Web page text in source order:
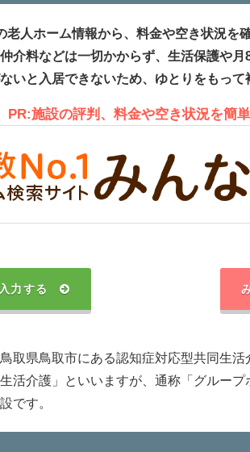
人ホーム情報から、料金や空き状況を
介料などは一切かからず、生活保護や月
いと入居できないため、ゆとりをもって
PR:施設の評判、料金や空き状況を簡
力する
取県鳥取市にある認知症対応型共同生
活介護」といいますが、通称「グルー
です。